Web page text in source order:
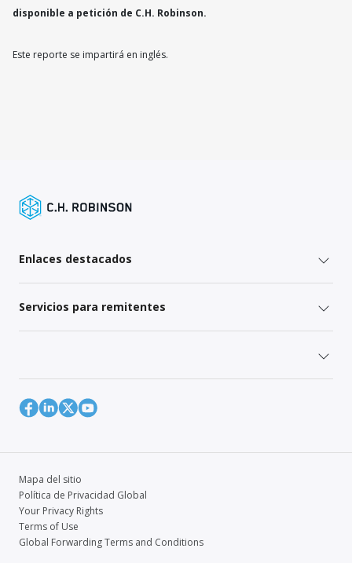
disponible a petición de C.H. Robinson.
Este reporte se impartirá en inglés.
Enlaces destacados
Servicios para remitentes
Mapa del sitio
Política de Privacidad Global
Your Privacy Rights
Terms of Use
Global Forwarding Terms and Conditions